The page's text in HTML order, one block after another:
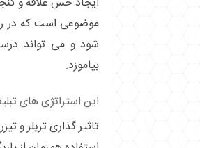
موضوعی است که در
شود و می تواند
بیاموزد.
این استراتژی های
تاثیر گذاری تریلر و تیزر